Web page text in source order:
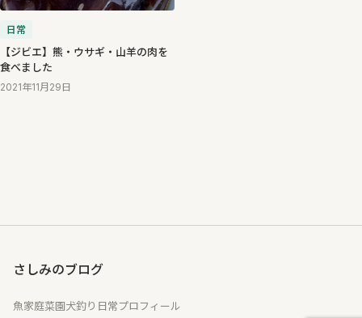
日常
【ジビエ】熊・ウサギ・山羊の肉を
食べました
2021年11月29日
さしみのブログ
魚家庭菜園犬釣り 日常プロフィール